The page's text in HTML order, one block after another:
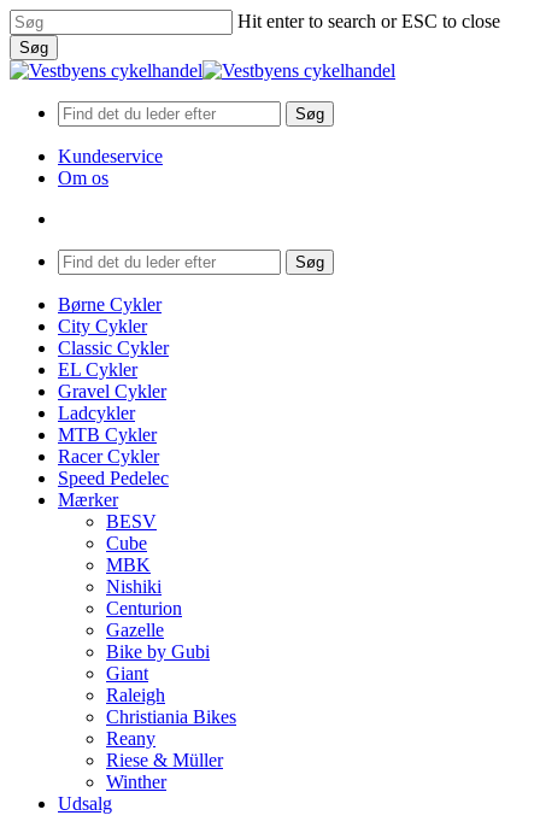
Skip
to
main
content
Hit enter to search or ESC to close
Søg
Close
Søg
Kundeservice
Om os
Menu
Søg
search
Menu
Børne Cykler
City Cykler
Classic Cykler
EL Cykler
Gravel Cykler
Ladcykler
MTB Cykler
Racer Cykler
Speed Pedelec
Mærker
BESV
Cube
MBK
Nishiki
Centurion
Gazelle
Bike by Gubi
Giant
Raleigh
Christiania Bikes
Reany
Riese & Müller
Winther
Udsalg